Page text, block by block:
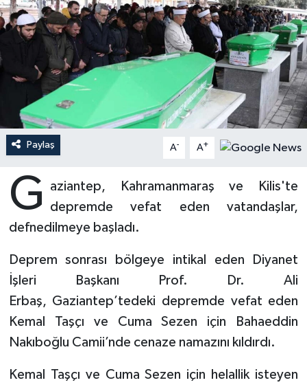
Paylaş A- A+
G
aziantep, Kahramanmaraş ve Kilis'te
depremde vefat eden vatandaşlar,
defnedilmeye başladı.
Deprem sonrası bölgeye intikal eden Diyanet
İşleri Başkanı Prof. Dr. Ali
Erbaş, Gaziantep’tedeki depremde vefat eden
Kemal Taşçı ve Cuma Sezen için Bahaeddin
Nakıboğlu Camii’nde cenaze namazını kıldırdı.
Kemal Taşçı ve Cuma Sezen için helallik isteyen
Ardahan Müftülüğü
Artvin Müftülüğü
Aydın Müftülüğü
Balıkesir Müftülüğü
Batman Müftülüğü
Bayburt Müftülüğü
Bingöl Müftülüğü
Bitlis Müftülüğü
Bolu Müftülüğü
Kudüs
Kurban
Mukabele
Peygamberimizin Hayatı
Sahabeler
Zekat
Hutbeler
DİYANET AKADEMİ
DİYANET GENÇLİK
DİYANET RADYO/TV
Dünya
Eğitim
Aile
Sağlık
Makaleler